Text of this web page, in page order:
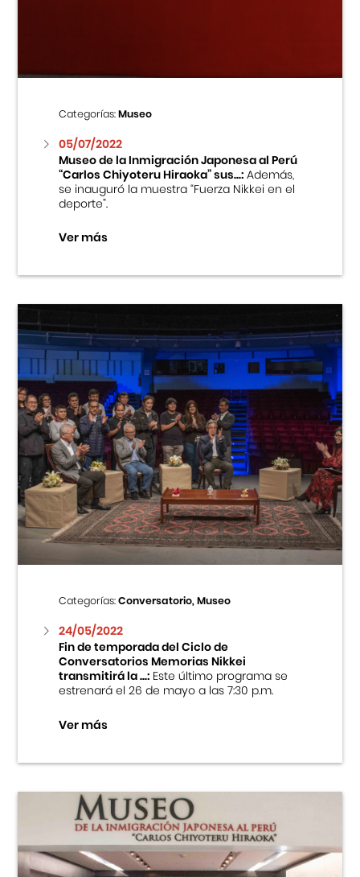
Cursos
Museo de la Inmigración Japonesa
Fondo Editorial
Teatro Peruano Japonés
Categorías:Museo
05/07/2022
Museo de la Inmigración Japonesa al Perú
“Carlos Chiyoteru Hiraoka” sus...:Además,
se inauguró la muestra “Fuerza Nikkei en el
deporte”.
Ver más
Categorías:Conversatorio, Museo
24/05/2022
Fin de temporada del Ciclo de
Conversatorios Memorias Nikkei
transmitirá la ...:Este último programa se
estrenará el 26 de mayo a las 7:30 p.m.
Ver más